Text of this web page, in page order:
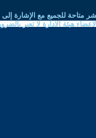
متاحة للجميع مع الإشارة إلى
هيئة الادارة لا تعبر